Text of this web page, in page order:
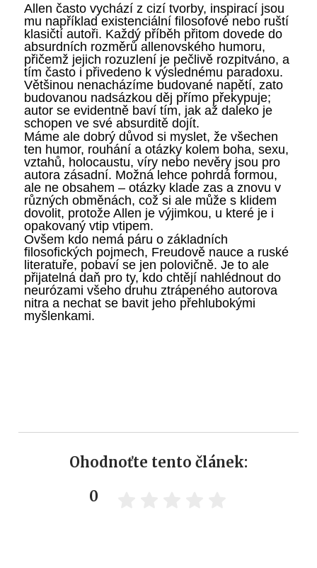
Allen často vychází z cizí tvorby, inspirací jsou
mu například existenciální filosofové nebo ruští
klasičtí autoři. Každý příběh přitom dovede do
absurdních rozměrů allenovského humoru,
přičemž jejich rozuzlení je pečlivě rozpitváno, a
tím často i přivedeno k výslednému paradoxu.
Většinou nenacházíme budované napětí, zato
budovanou nadsázkou děj přímo překypuje;
autor se evidentně baví tím, jak až daleko je
schopen ve své absurditě dojít.
Máme ale dobrý důvod si myslet, že všechen
ten humor, rouhání a otázky kolem boha, sexu,
vztahů, holocaustu, víry nebo nevěry jsou pro
autora zásadní. Možná lehce pohrdá formou,
ale ne obsahem – otázky klade zas a znovu v
různých obměnách, což si ale může s klidem
dovolit, protože Allen je výjimkou, u které je i
opakovaný vtip vtipem.
Ovšem kdo nemá páru o základních
filosofických pojmech, Freudově nauce a ruské
literatuře, pobaví se jen polovičně. Je to ale
přijatelná daň pro ty, kdo chtějí nahlédnout do
neurózami všeho druhu ztrápeného autorova
nitra a nechat se bavit jeho přehlubokými
myšlenkami.
Ohodnoťte tento článek:
0